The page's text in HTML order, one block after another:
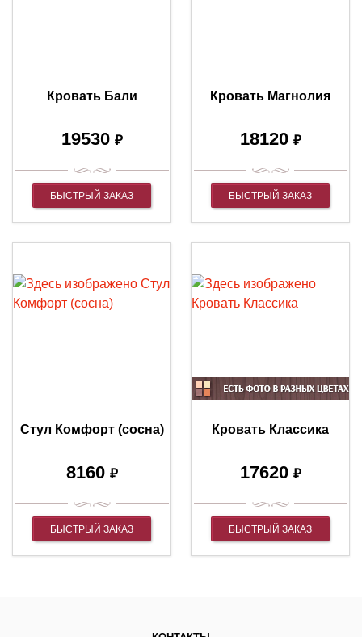
Кровать Бали
19530 ₽
БЫСТРЫЙ ЗАКАЗ
Кровать Магнолия
18120 ₽
БЫСТРЫЙ ЗАКАЗ
Стул Комфорт (сосна)
8160 ₽
БЫСТРЫЙ ЗАКАЗ
Кровать Классика
17620 ₽
БЫСТРЫЙ ЗАКАЗ